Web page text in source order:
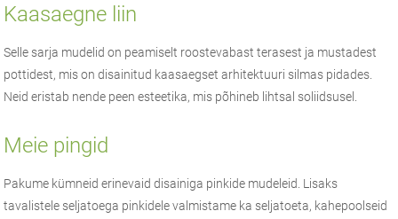
Kaasaegne liin
Selle sarja mudelid on peamiselt roostevabast terasest ja mustadest
pottidest, mis on disainitud kaasaegset arhitektuuri silmas pidades.
Neid eristab nende peen esteetika, mis põhineb lihtsal soliidsusel.
Meie pingid
Pakume kümneid erinevaid disainiga pinkide mudeleid. Lisaks
tavalistele seljatoega pinkidele valmistame ka seljatoeta, kahepoolseid